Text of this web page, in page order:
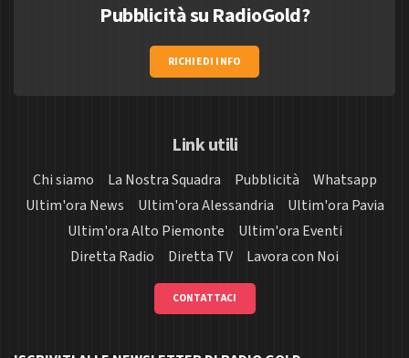
Pubblicità su RadioGold?
RICHIEDI INFO
Link utili
Chi siamo La Nostra Squadra Pubblicità
Whatsapp
Ultim'ora News
Ultim'ora Alessandria
Ultim'ora Pavia
Ultim'ora Alto Piemonte
Ultim'ora Eventi
Diretta Radio
Diretta TV Lavora con Noi
CONTATTACI